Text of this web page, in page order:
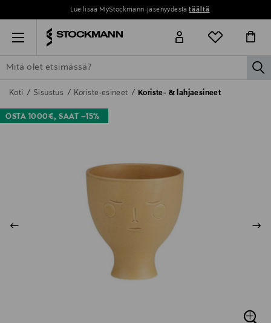
Lue lisää MyStockmann-jäsenyydestätäältä
Menu
ETSI KAIKKI NAISET MIEHET LAPSET KOTI
Koti Sisustus Koriste-esineet Koriste- & lahjaesineet
OSTA 1000€, SAAT –15%